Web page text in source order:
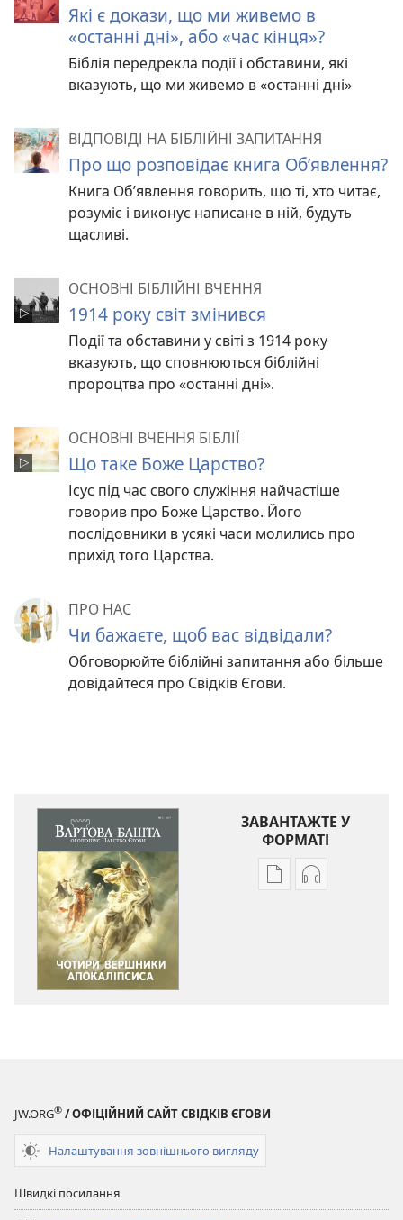
Які є докази, що ми живемо в
«останні дні», або «час кінця»?
Біблія передрекла події і обставини, які
вказують, що ми живемо в «останні дні»
ВІДПОВІДІ НА БІБЛІЙНІ ЗАПИТАННЯ
Про що розповідає книга Об’явлення?
Книга Об’явлення говорить, що ті, хто читає,
розуміє і виконує написане в ній, будуть
щасливі.
ОСНОВНІ БІБЛІЙНІ ВЧЕННЯ
1914 року світ змінився
Події та обставини у світі з 1914 року
вказують, що сповнюються біблійні
пророцтва про «останні дні».
ОСНОВНІ ВЧЕННЯ БІБЛІЇ
Що таке Боже Царство?
Ісус під час свого служіння найчастіше
говорив про Боже Царство. Його
послідовники в усякі часи молились про
прихід того Царства.
ПРО НАС
Чи бажаєте, щоб вас відвідали?
Обговорюйте біблійні запитання або більше
довідайтеся про Свідків Єгови.
ЗАВАНТАЖТЕ У
ФОРМАТІ
ПараметриПараметри
JW.ORG® / ОФІЦІЙНИЙ САЙТ СВІДКІВ ЄГОВИ
Налаштування зовнішнього вигляду
Швидкі посилання